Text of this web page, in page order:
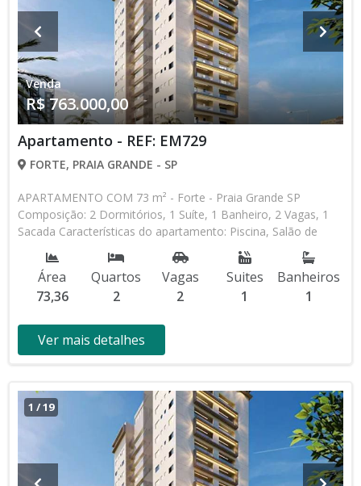
Venda
R$ 763.000,00
Apartamento - REF: EM729
FORTE, PRAIA GRANDE - SP
APARTAMENTO COM 73 m² - Forte - Praia Grande SP
Composição: 2 Dormitórios, 1 Suíte, 1 Banheiro, 2 Vagas, 1
Sacada Características do apartamento: Piscina, Salão de
Festas, Espaço Kids, Espaço Gourmet, Academia,
Churrasqueira Lançamento, Em Obras * Os valores e
disponibilidade podem ser alterados sem prévio aviso. Favor
verificar entrando em contato com nossa equipe
Área
73,36
Quartos
2
Vagas
2
Suites
1
Banheiros
1
Ver mais detalhes
1 /19